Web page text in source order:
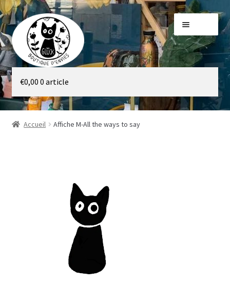
Aller
à
la
navigation
Aller
au
contenu
Galerie
Boutique
€0,00 0 article
Accueil Affiche M-All the ways to say